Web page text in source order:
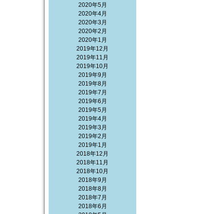
2020年5月
2020年4月
2020年3月
2020年2月
2020年1月
2019年12月
2019年11月
2019年10月
2019年9月
2019年8月
2019年7月
2019年6月
2019年5月
2019年4月
2019年3月
2019年2月
2019年1月
2018年12月
2018年11月
2018年10月
2018年9月
2018年8月
2018年7月
2018年6月